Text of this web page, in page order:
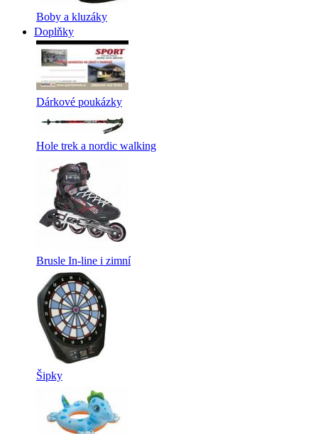
Boby a kluzáky
Doplňky
Dárkové poukázky
Hole trek a nordic walking
Brusle In-line i zimní
Šipky